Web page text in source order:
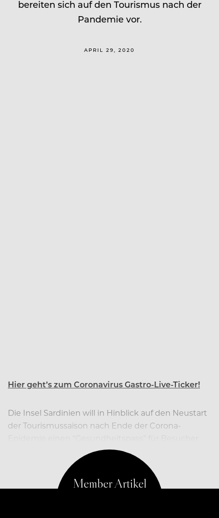
bereiten sich auf den Tourismus nach der
Pandemie vor.
APRIL 29, 2020
Hier geht’s zum Coronavirus Gastro-Live-Ticker!
Die Insel Sardinien will in Hinblick auf den Neustart
der Tourismussaison nach Ende der Corona-